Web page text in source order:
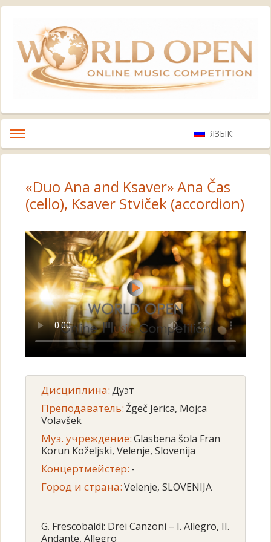
ЯЗЫК:
«Duo Ana and Ksaver» Ana Čas
(cello), Ksaver Stviček (accordion)
Дисциплина:Дуэт
Преподаватель:Žgeč Jerica, Mojca
Volavšek
Муз. учреждение:Glasbena šola Fran
Korun Koželjski, Velenje, Slovenija
Концертмейстер: -
Город и страна:Velenje, SLOVENIJA
G. Frescobaldi: Drei Canzoni – I. Allegro, II.
Andante, Allegro